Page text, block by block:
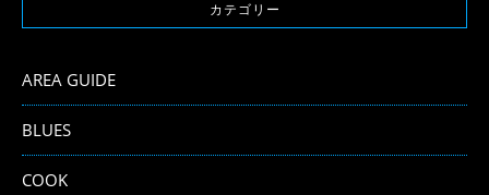
カテゴリー
AREA GUIDE
BLUES
COOK